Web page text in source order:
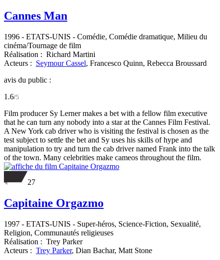
Cannes Man
1996 - ETATS-UNIS - Comédie, Comédie dramatique, Milieu du
cinéma/Tournage de film
Réalisation : Richard Martini
Acteurs : Seymour Cassel, Francesco Quinn, Rebecca Broussard
avis du public :
1.6/5
Film producer Sy Lerner makes a bet with a fellow film executive
that he can turn any nobody into a star at the Cannes Film Festival.
A New York cab driver who is visiting the festival is chosen as the
test subject to settle the bet and Sy uses his skills of hype and
manipulation to try and turn the cab driver named Frank into the talk
of the town. Many celebrities make cameos throughout the film.
27
Capitaine Orgazmo
1997 - ETATS-UNIS - Super-héros, Science-Fiction, Sexualité,
Religion, Communautés religieuses
Réalisation : Trey Parker
Acteurs : Trey Parker, Dian Bachar, Matt Stone